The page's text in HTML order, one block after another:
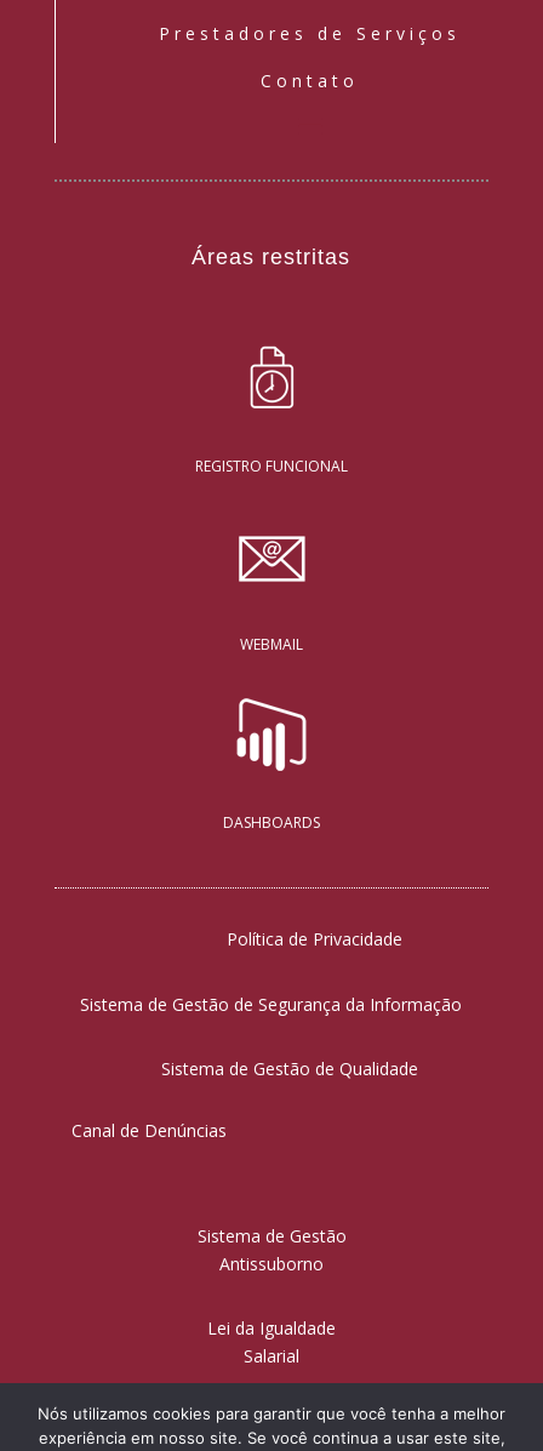
Prestadores de Serviços
Contato
Áreas restritas
REGISTRO FUNCIONAL
WEBMAIL
DASHBOARDS
Política de Privacidade
Sistema de Gestão de Segurança da Informação
Sistema de Gestão de Qualidade
Canal de Denúncias
Sistema de Gestão
Antissuborno
Lei da Igualdade
Salarial
Nós utilizamos cookies para garantir que você tenha a melhor
experiência em nosso site. Se você continua a usar este site,